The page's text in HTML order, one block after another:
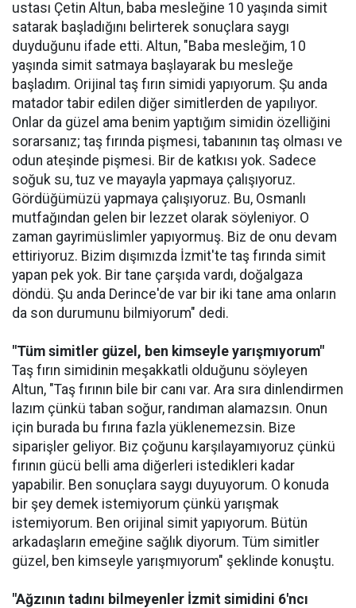
ustası Çetin Altun, baba mesleğine 10 yaşında simit
satarak başladığını belirterek sonuçlara saygı
duyduğunu ifade etti. Altun, "Baba mesleğim, 10
yaşında simit satmaya başlayarak bu mesleğe
başladım. Orijinal taş fırın simidi yapıyorum. Şu anda
matador tabir edilen diğer simitlerden de yapılıyor.
Onlar da güzel ama benim yaptığım simidin özelliğini
sorarsanız; taş fırında pişmesi, tabanının taş olması ve
odun ateşinde pişmesi. Bir de katkısı yok. Sadece
soğuk su, tuz ve mayayla yapmaya çalışıyoruz.
Gördüğümüzü yapmaya çalışıyoruz. Bu, Osmanlı
mutfağından gelen bir lezzet olarak söyleniyor. O
zaman gayrimüslimler yapıyormuş. Biz de onu devam
ettiriyoruz. Bizim dışımızda İzmit'te taş fırında simit
yapan pek yok. Bir tane çarşıda vardı, doğalgaza
döndü. Şu anda Derince'de var bir iki tane ama onların
da son durumunu bilmiyorum" dedi.
"Tüm simitler güzel, ben kimseyle yarışmıyorum"
Taş fırın simidinin meşakkatli olduğunu söyleyen
Altun, "Taş fırının bile bir canı var. Ara sıra dinlendirmen
lazım çünkü taban soğur, randıman alamazsın. Onun
için burada bu fırına fazla yüklenemezsin. Bize
siparişler geliyor. Biz çoğunu karşılayamıyoruz çünkü
fırının gücü belli ama diğerleri istedikleri kadar
yapabilir. Ben sonuçlara saygı duyuyorum. O konuda
bir şey demek istemiyorum çünkü yarışmak
istemiyorum. Ben orijinal simit yapıyorum. Bütün
arkadaşların emeğine sağlık diyorum. Tüm simitler
güzel, ben kimseyle yarışmıyorum" şeklinde konuştu.
"Ağzının tadını bilmeyenler İzmit simidini 6'ncı